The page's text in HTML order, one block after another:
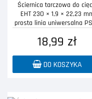
Ściernica tarczowa do
EHT 230 × 1,9 × 22,23
prosta linia uniwersalna
18,99 zł
DO KOSZYKA